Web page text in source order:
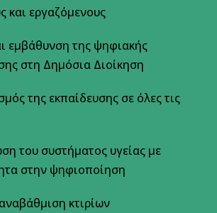
και εργαζόμενους
εμβάθυνση της ψηφιακής
στη Δημόσια Διοίκηση
της εκπαίδευσης σε όλες τις
του συστήματος υγείας με
στην ψηφιοποίηση
κτιρίων